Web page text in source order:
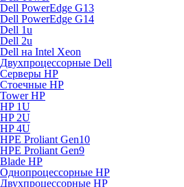
Dell PowerEdge G13
Dell PowerEdge G14
Dell 1u
Dell 2u
Dell на Intel Xeon
Двухпроцессорные Dell
Серверы HP
Стоечные HP
Tower HP
HP 1U
HP 2U
HP 4U
HPE Proliant Gen10
HPE Proliant Gen9
Blade HP
Однопроцессорные HP
Двухпроцессорные HP